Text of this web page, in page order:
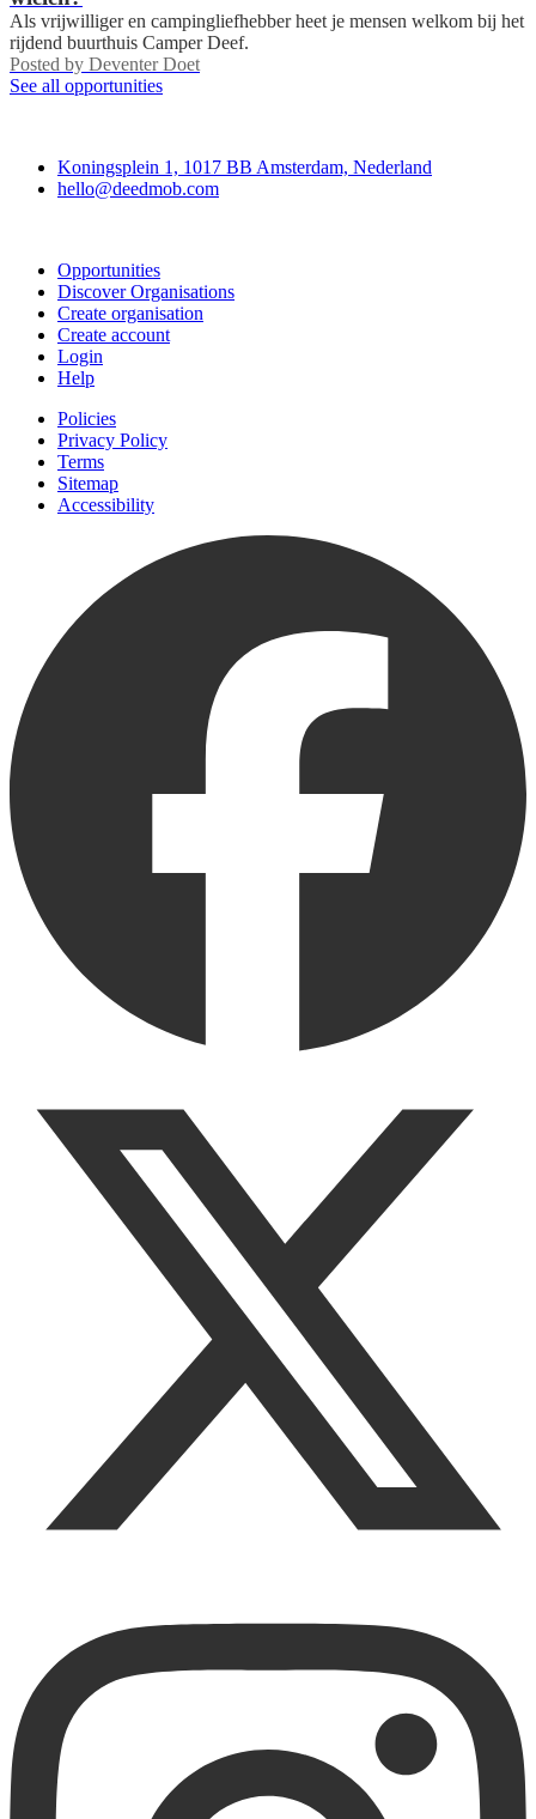
Als vrijwilliger en campingliefhebber heet je mensen welkom bij het
rijdend buurthuis Camper Deef.
Posted by Deventer Doet
See all opportunities
Koningsplein 1, 1017 BB Amsterdam, Nederland
hello@deedmob.com
Opportunities
Discover Organisations
Create organisation
Create account
Login
Help
Policies
Privacy Policy
Terms
Sitemap
Accessibility